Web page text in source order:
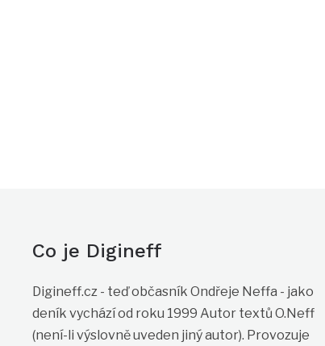
Co je Digineff
Digineff.cz - teď občasník Ondřeje Neffa - jako
deník vychází od roku 1999 Autor textů O.Neff
(není-li výslovně uveden jiný autor). Provozuje